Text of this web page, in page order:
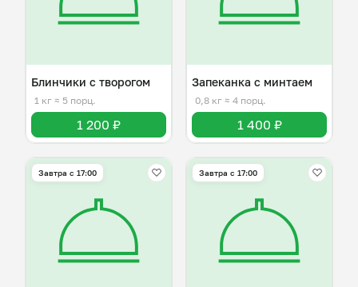
Блинчики с творогом
1 кг ≈ 5 порц.
1 200 ₽
Запеканка с минтаем
0,8 кг ≈ 4 порц.
1 400 ₽
Завтра c 17:00 Завтра c 17:00